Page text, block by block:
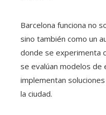
Barcelona funciona no
sino también como un
donde se experimenta
se evalúan modelos
implementan
la ciudad.